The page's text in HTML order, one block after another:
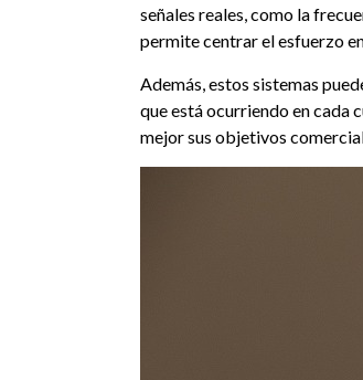
señales reales, como la
permite centrar el esfuerzo
Además, estos sistemas
que está ocurriendo en cada
mejor sus objetivos